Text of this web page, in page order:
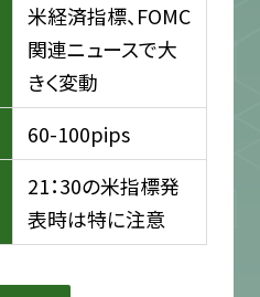
米経済指標、FOMC
関連ニュースで大
きく変動
60-100pips
21：30の米指標発
表時は特に注意